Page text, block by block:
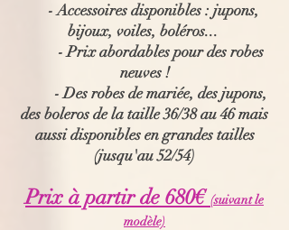
- Accessoires disponibles : jupons,
bijoux, voiles, boléros...
- Prix abordables pour des robes
neuves !
- Des robes de mariée, des jupons,
des boleros de la taille 36/38 au 46 mais
aussi disponibles en grandes tailles
(jusqu'au 52/54)
Prix à partir de 680€(suivant le
modèle)